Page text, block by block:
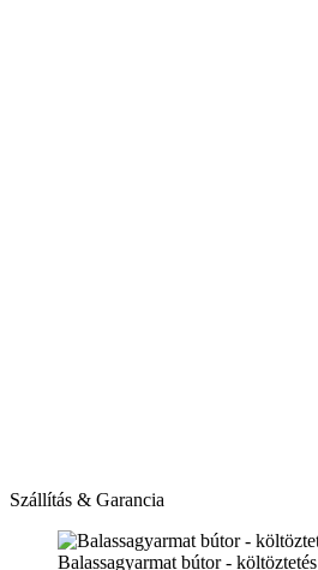
Szállítás & Garancia
Balassagyarmat bútor - költöztetés